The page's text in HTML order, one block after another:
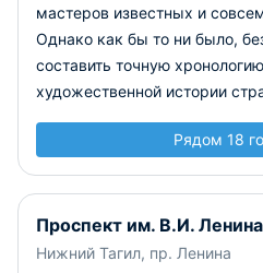
мастеров известных и
Однако как бы то ни было,
составить точную
художественной истории
Рядом 18
Проспект им. В.И. Ленина
Нижний Тагил, пр. Ленина